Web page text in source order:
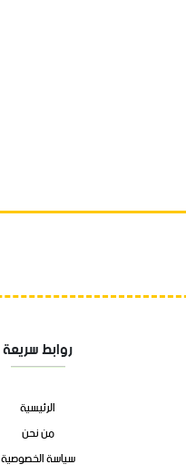
روابط سريعة
الرئيسية
من نحن
سياسة الخصوصية